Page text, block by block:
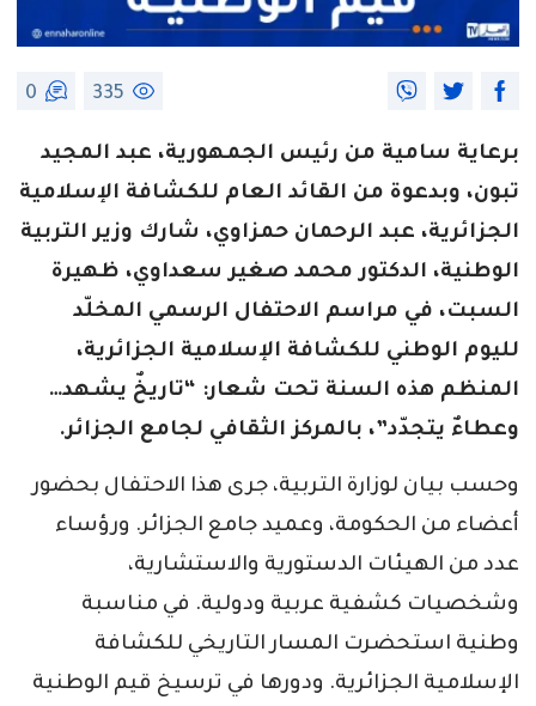
335
0
برعاية سامية من رئيس الجمهورية، عبد المجيد
تبون، وبدعوة من القائد العام للكشافة الإسلامية
الجزائرية، عبد الرحمان حمزاوي، شارك وزير التربية
الوطنية، الدكتور محمد صغير سعداوي، ظهيرة
السبت، في مراسم الاحتفال الرسمي المخلّد
لليوم الوطني للكشافة الإسلامية الجزائرية،
المنظم هذه السنة تحت شعار: “تاريخٌ يشهد…
وعطاءٌ يتجدّد”، بالمركز الثقافي لجامع الجزائر.
وحسب بيان لوزارة التربية، جرى هذا الاحتفال بحضور
أعضاء من الحكومة، وعميد جامع الجزائر. ورؤساء
عدد من الهيئات الدستورية والاستشارية،
وشخصيات كشفية عربية ودولية. في مناسبة
وطنية استحضرت المسار التاريخي للكشافة
الإسلامية الجزائرية. ودورها في ترسيخ قيم الوطنية